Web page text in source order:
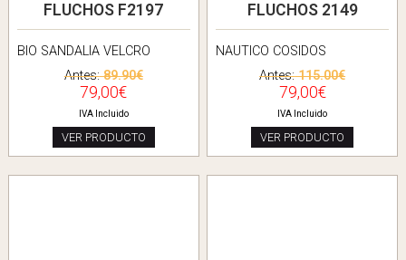
FLUCHOS F2197
BIO SANDALIA VELCRO
Antes:89.90€
79,00€
IVA Incluido
VER PRODUCTO
FLUCHOS 2149
NAUTICO COSIDOS
Antes:115.00€
79,00€
IVA Incluido
VER PRODUCTO